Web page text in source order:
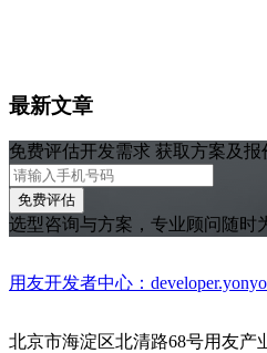
最新文章
免费评估开发需求 获取方案及报
免费评估
选型咨询与方案，专业顾问随时
用友开发者中心：
北京市海淀区北清路68号用友产